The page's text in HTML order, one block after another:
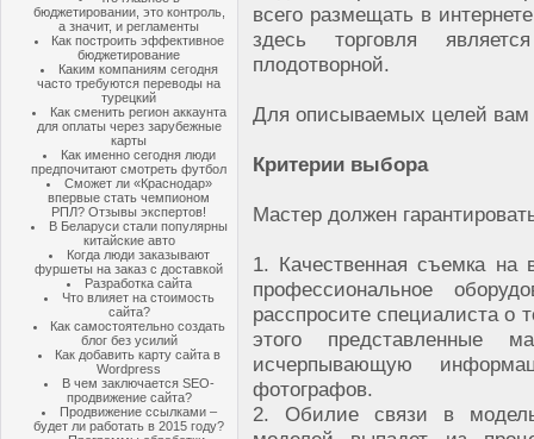
бюджетировании, это контроль,
а значит, и регламенты
Как построить эффективное
бюджетирование
Каким компаниям сегодня
часто требуются переводы на
турецкий
Как сменить регион аккаунта
для оплаты через зарубежные
карты
Как именно сегодня люди
предпочитают смотреть футбол
Сможет ли «Краснодар»
впервые стать чемпионом
РПЛ? Отзывы экспертов!
В Беларуси стали популярны
китайские авто
Когда люди заказывают
фуршеты на заказ с доставкой
Разработка сайта
Что влияет на стоимость
сайта?
Как самостоятельно создать
блог без усилий
Как добавить карту сайта в
Wordpress
В чем заключается SEO-
продвижение сайта?
Продвижение ссылками –
будет ли работать в 2015 году?
всего размещать в
здесь торговля
плодотворной.
Для описываемых целей
Критерии выбора
Мастер должен
1. Качественная съемка на
профессиональное
расспросите специалиста о
этого представленные
исчерпывающую
фотографов.
2. Обилие связи в